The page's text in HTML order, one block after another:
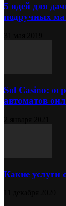
5 идей для
подручных
Sol Сasino:
автоматов
Какие услуги